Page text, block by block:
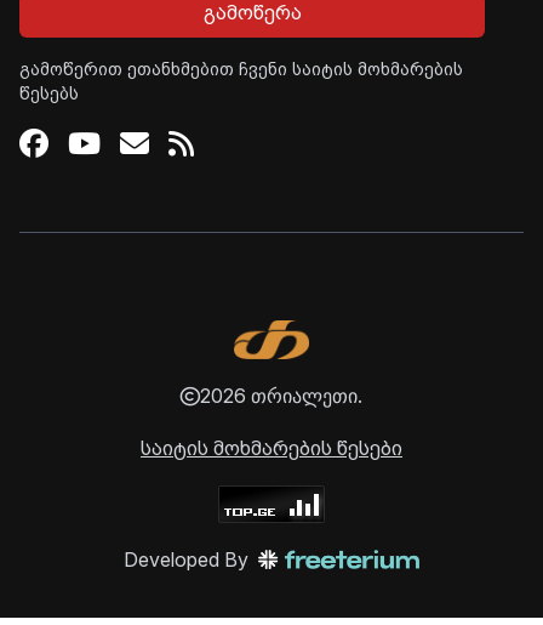
გამოწერა
გამოწერით ეთანხმებით ჩვენი საიტის მოხმარების
წესებს
Facebook
Youtube
Email
RSS
2026 თრიალეთი.
საიტის მოხმარების წესები
Developed By